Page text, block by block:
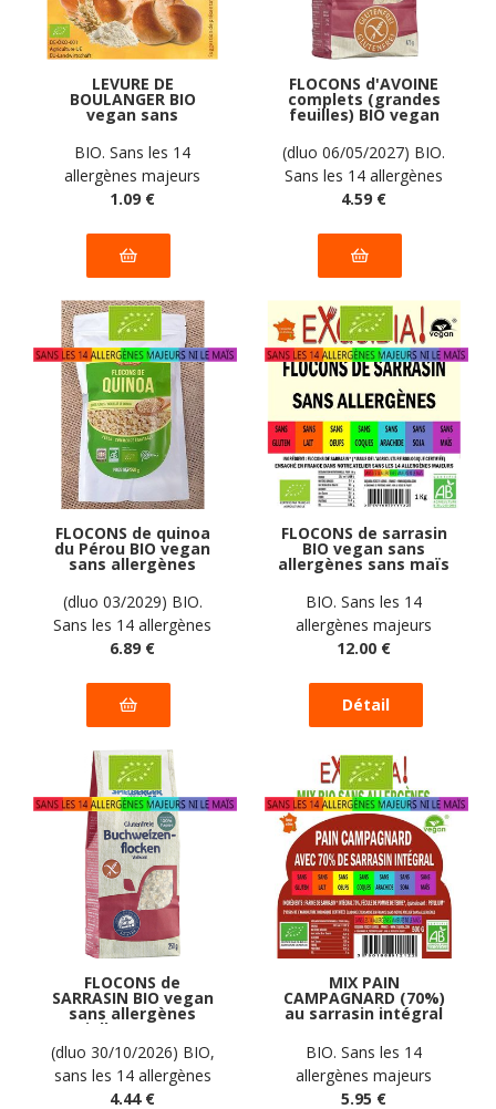
LEVURE DE
BOULANGER BIO
vegan sans
allergènes Pural : 9
grammes
BIO. Sans les 14
allergènes majeurs
1.09 €
FLOCONS d'AVOINE
complets (grandes
feuilles) BIO vegan
sans allergènes
Spielberger : 475g
(dluo 06/05/2027) BIO.
Sans les 14 allergènes
majeurs
4.59 €
FLOCONS de quinoa
du Pérou BIO vegan
sans allergènes
Saldac : 500 grammes
(dluo 03/2029) BIO.
Sans les 14 allergènes
majeurs
6.89 €
FLOCONS de sarrasin
BIO vegan sans
allergènes sans maïs
Exquidia : 1 kg
BIO. Sans les 14
allergènes majeurs
12.00 €
FLOCONS de
SARRASIN BIO vegan
sans allergènes
Spielberger : 250
grammes
(dluo 30/10/2026) BIO,
sans les 14 allergènes
majeurs
4.44 €
MIX PAIN
CAMPAGNARD (70%)
au sarrasin intégral
BIO vegan sans
allergènes sans maïs
Exquidia : 500
grammes
BIO. Sans les 14
allergènes majeurs
5.95 €